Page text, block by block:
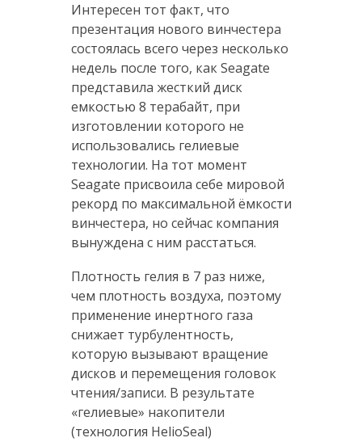
Интересен тот факт, что
презентация нового винчестера
состоялась всего через несколько
недель после того, как Seagate
представила жесткий диск
емкостью 8 терабайт, при
изготовлении которого не
использовались гелиевые
технологии. На тот момент
Seagate присвоила себе мировой
рекорд по максимальной ёмкости
винчестера, но сейчас компания
вынуждена с ним расстаться.
Плотность гелия в 7 раз ниже,
чем плотность воздуха, поэтому
применение инертного газа
снижает турбулентность,
которую вызывают вращение
дисков и перемещения головок
чтения/записи. В результате
«гелиевые» накопители
(технология HelioSeal)